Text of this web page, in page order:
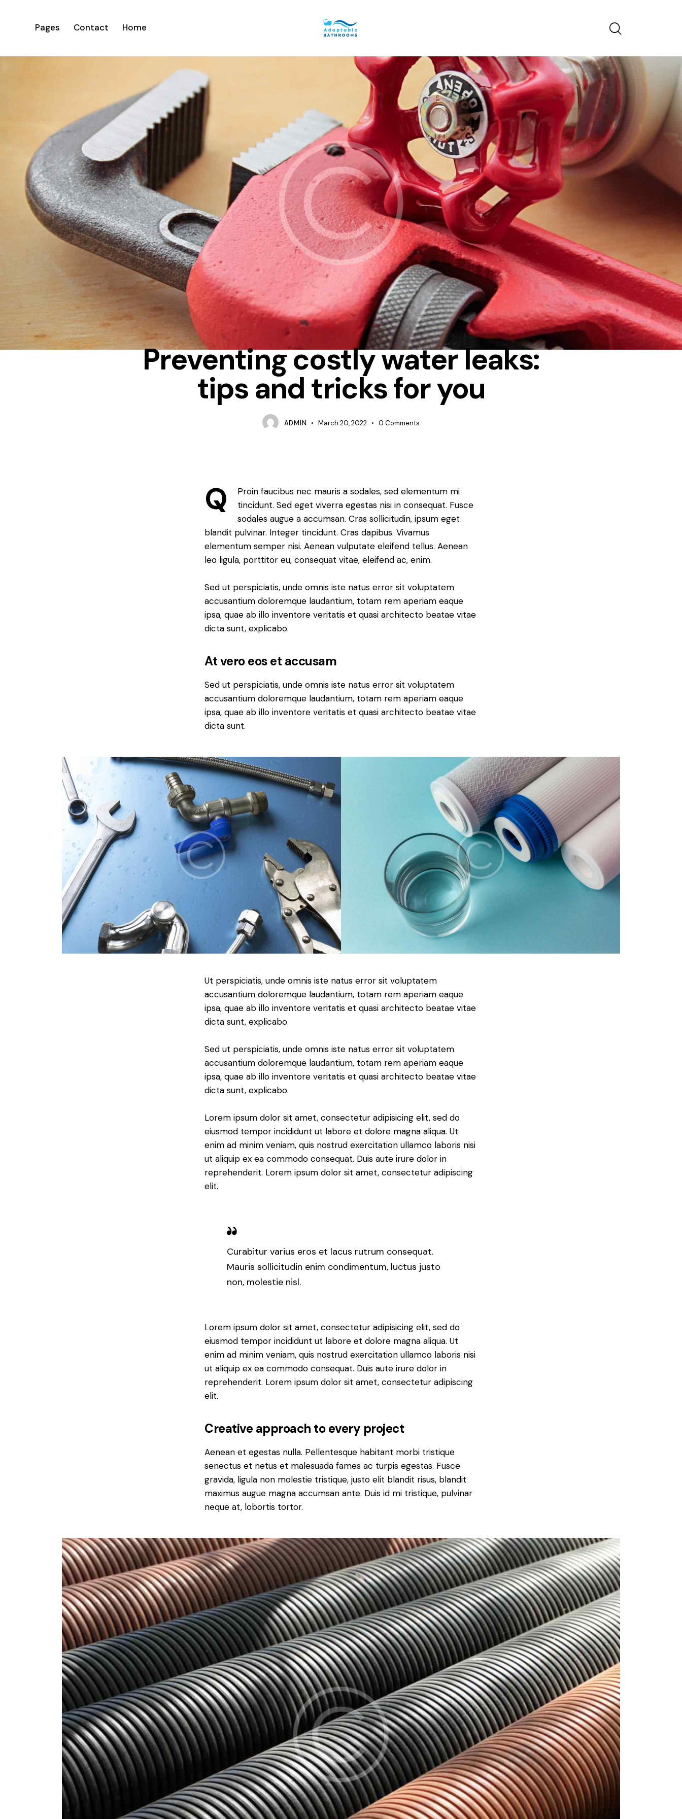
Pages Contact Home
PIPELINE
Preventing costly water leaks:
tips and tricks for you
ADMIN March 20, 2022 0 Comments
Q
Proin faucibus nec mauris a sodales, sed elementum mi
tincidunt. Sed eget viverra egestas nisi in consequat. Fusce
sodales augue a accumsan. Cras sollicitudin, ipsum eget
blandit pulvinar. Integer tincidunt. Cras dapibus. Vivamus
elementum semper nisi. Aenean vulputate eleifend tellus. Aenean
leo ligula, porttitor eu, consequat vitae, eleifend ac, enim.
Sed ut perspiciatis, unde omnis iste natus error sit voluptatem
accusantium doloremque laudantium, totam rem aperiam eaque
ipsa, quae ab illo inventore veritatis et quasi architecto beatae vitae
dicta sunt, explicabo.
At vero eos et accusam
Sed ut perspiciatis, unde omnis iste natus error sit voluptatem
accusantium doloremque laudantium, totam rem aperiam eaque
ipsa, quae ab illo inventore veritatis et quasi architecto beatae vitae
dicta sunt.
Ut perspiciatis, unde omnis iste natus error sit voluptatem
accusantium doloremque laudantium, totam rem aperiam eaque
ipsa, quae ab illo inventore veritatis et quasi architecto beatae vitae
dicta sunt, explicabo.
Sed ut perspiciatis, unde omnis iste natus error sit voluptatem
accusantium doloremque laudantium, totam rem aperiam eaque
ipsa, quae ab illo inventore veritatis et quasi architecto beatae vitae
dicta sunt, explicabo.
Lorem ipsum dolor sit amet, consectetur adipisicing elit, sed do
eiusmod tempor incididunt ut labore et dolore magna aliqua. Ut
enim ad minim veniam, quis nostrud exercitation ullamco laboris nisi
ut aliquip ex ea commodo consequat. Duis aute irure dolor in
reprehenderit. Lorem ipsum dolor sit amet, consectetur adipiscing
elit.
Curabitur varius eros et lacus rutrum consequat.
Mauris sollicitudin enim condimentum, luctus justo
non, molestie nisl.
Lorem ipsum dolor sit amet, consectetur adipisicing elit, sed do
eiusmod tempor incididunt ut labore et dolore magna aliqua. Ut
enim ad minim veniam, quis nostrud exercitation ullamco laboris nisi
ut aliquip ex ea commodo consequat. Duis aute irure dolor in
reprehenderit. Lorem ipsum dolor sit amet, consectetur adipiscing
elit.
Creative approach to every project
Aenean et egestas nulla. Pellentesque habitant morbi tristique
senectus et netus et malesuada fames ac turpis egestas. Fusce
gravida, ligula non molestie tristique, justo elit blandit risus, blandit
maximus augue magna accumsan ante. Duis id mi tristique, pulvinar
neque at, lobortis tortor.